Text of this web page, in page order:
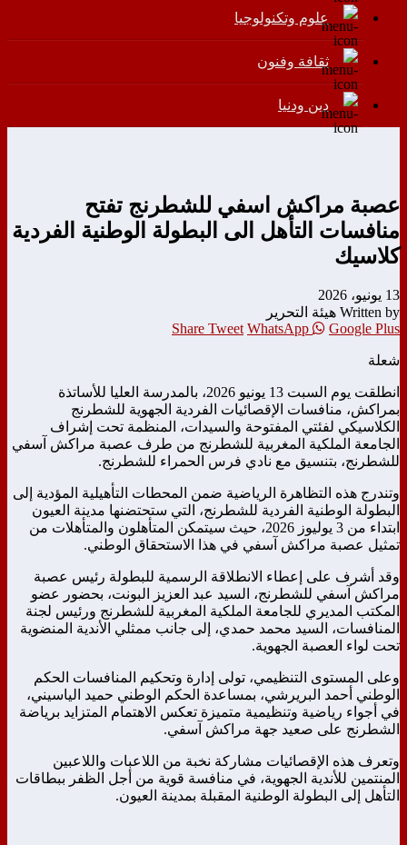
علوم وتكنولوجيا
ثقافة وفنون
دين ودنيا
عصبة مراكش اسفي للشطرنج تفتح
منافسات التأهل الى البطولة الوطنية الفردية
كلاسيك
13 يونيو، 2026
Written by هيئة التحرير
Share Tweet WhatsApp Google Plus
شعلة
انطلقت يوم السبت 13 يونيو 2026، بالمدرسة العليا للأساتذة
بمراكش، منافسات الإقصائيات الفردية الجهوية للشطرنج
الكلاسيكي لفئتي المفتوحة والسيدات، المنظمة تحت إشراف
الجامعة الملكية المغربية للشطرنج من طرف عصبة مراكش آسفي
للشطرنج، بتنسيق مع نادي فرس الحمراء للشطرنج.
وتندرج هذه التظاهرة الرياضية ضمن المحطات التأهيلية المؤدية إلى
البطولة الوطنية الفردية للشطرنج، التي ستحتضنها مدينة العيون
ابتداء من 3 يوليوز 2026، حيث سيتمكن المتأهلون والمتأهلات من
تمثيل عصبة مراكش آسفي في هذا الاستحقاق الوطني.
وقد أشرف على إعطاء الانطلاقة الرسمية للبطولة رئيس عصبة
مراكش آسفي للشطرنج، السيد عبد العزيز البونت، بحضور عضو
المكتب المديري للجامعة الملكية المغربية للشطرنج ورئيس لجنة
المنافسات، السيد محمد حمدي، إلى جانب ممثلي الأندية المنضوية
تحت لواء العصبة الجهوية.
وعلى المستوى التنظيمي، تولى إدارة وتحكيم المنافسات الحكم
الوطني أحمد البريرشي، بمساعدة الحكم الوطني حميد الياسيني،
في أجواء رياضية وتنظيمية متميزة تعكس الاهتمام المتزايد برياضة
الشطرنج على صعيد جهة مراكش آسفي.
وتعرف هذه الإقصائيات مشاركة نخبة من اللاعبات واللاعبين
المنتمين للأندية الجهوية، في منافسة قوية من أجل الظفر ببطاقات
التأهل إلى البطولة الوطنية المقبلة بمدينة العيون.